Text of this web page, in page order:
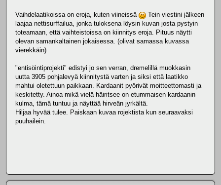
Vaihdelaatikoissa on eroja, kuten viineissä
Tein viestini jälkeen
laajaa nettisurffailua, jonka tuloksena löysin kuvan josta pystyin
toteamaan, että vaihteistoissa on kiinnitys eroja. Pituus näytti
olevan samankaltainen jokaisessa. (olivat samassa kuvassa
vierekkäin)
"entisöintiprojekti" edistyi jo sen verran, dremelillä muokkasin
uutta 3905 pohjalevyä kiinnitystä varten ja siksi että laatikko
mahtui oletettuun paikkaan. Kardaanit pyörivät moitteettomasti ja
keskitetty. Ainoa mikä vielä häiritsee on etummaisen kardaanin
kulma, tämä tuntuu ja näyttää hirveän jyrkältä.
Hiljaa hyvää tulee. Paiskaan kuvaa rojektista kun seuraavaksi
puuhailein.